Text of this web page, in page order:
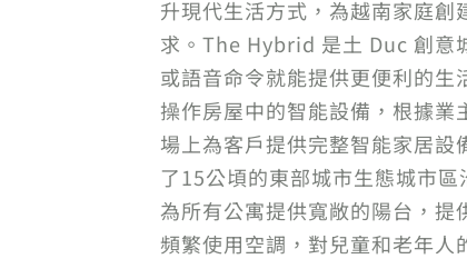
升現代生活方式，為越南家庭
求。The Hybrid 是土 Duc 創意
或語音命令就能提供更便利的
操作房屋中的智能設備，根據
場上為客戶提供完整智能家居
了15公頃的東部城市生態城市
為所有公寓提供寬敞的陽台，
頻繁使用空調，對兒童和老年